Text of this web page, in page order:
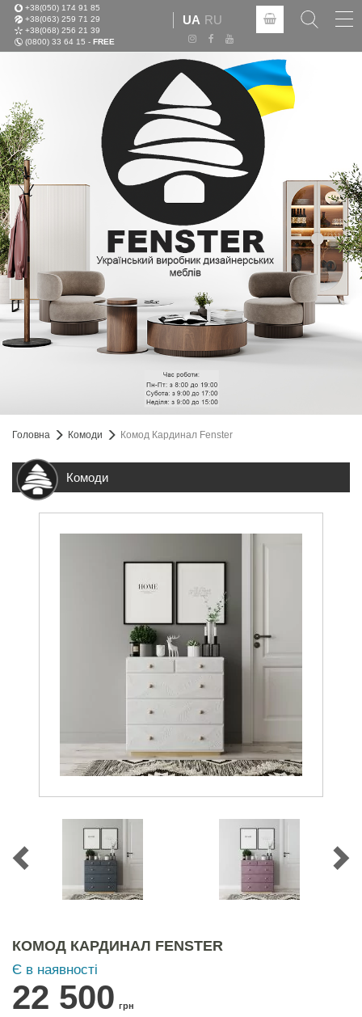
+38(050) 174 91 85
+38(063) 259 71 29
+38(068) 256 21 39
(0800) 33 64 15 - FREE
UA RU
Головна Комоди Комод Кардинал Fenster
Комоди
КОМОД КАРДИНАЛ FENSTER
Є в наявності
22 500 грн